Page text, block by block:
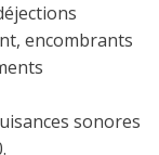
encombrants
sonores